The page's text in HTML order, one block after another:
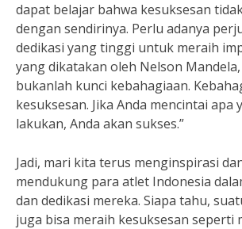
dapat belajar bahwa kesuksesan
dengan sendirinya. Perlu adanya
dedikasi yang tinggi untuk meraih
yang dikatakan oleh Nelson Mandela,
bukanlah kunci kebahagiaan.
kesuksesan. Jika Anda mencintai apa
lakukan, Anda akan sukses.”
Jadi, mari kita terus menginspirasi
mendukung para atlet Indonesia
dan dedikasi mereka. Siapa tahu,
juga bisa meraih kesuksesan seperti